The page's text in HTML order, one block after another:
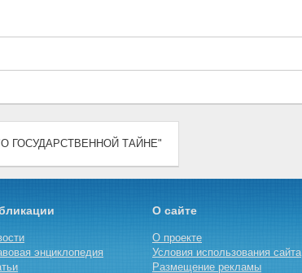
"О ГОСУДАРСТВЕННОЙ ТАЙНЕ"
энциклопедия
О сайте
О проекте
Условия использования сайта
Размещение рекламы